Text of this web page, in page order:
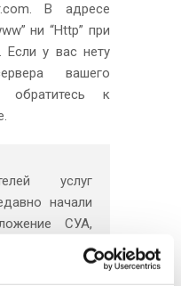
В адресе
ни “Http” при
Если у вас нету
вашего
обратитесь к
услуг
начали
СУА,
что адрес их
в приложения